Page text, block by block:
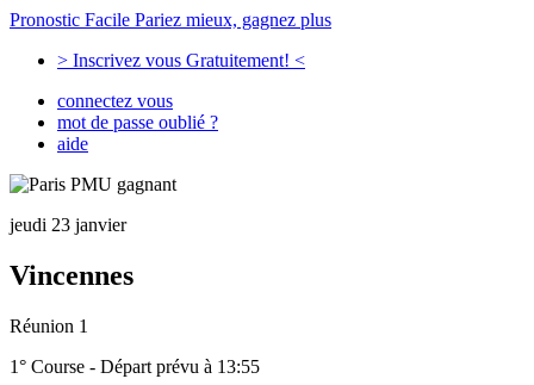
Pronostic Facile Pariez mieux, gagnez plus
> Inscrivez vous Gratuitement! <
connectez vous
mot de passe oublié ?
aide
jeudi 23 janvier
Vincennes
Réunion 1
1° Course - Départ prévu à 13:55